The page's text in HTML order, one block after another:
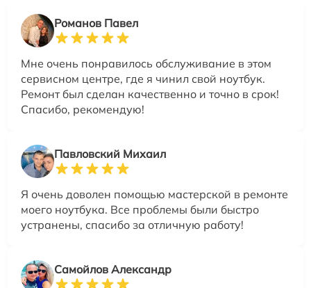
Романов Павел
Мне очень понравилось обслуживание в этом
сервисном центре, где я чинил свой ноутбук.
Ремонт был сделан качественно и точно в срок!
Спасибо, рекомендую!
Павловский Михаил
Я очень доволен помощью мастерской в ремонте
моего ноутбука. Все проблемы были быстро
устранены, спасибо за отличную работу!
Самойлов Александр